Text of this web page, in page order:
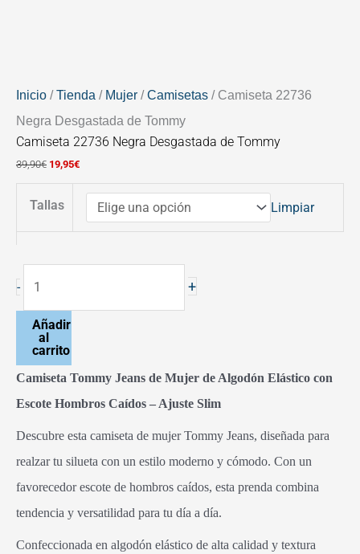
Inicio /Tienda / Mujer /Camisetas / Camiseta 22736
Negra Desgastada de Tommy
Camiseta 22736 Negra Desgastada de Tommy
39,90€ 19,95€
Tallas Limpiar
- +
Añadir
al
carrito
Camiseta Tommy Jeans de Mujer de Algodón Elástico con
Escote Hombros Caídos – Ajuste Slim
Descubre esta camiseta de mujerTommy Jeans, diseñada para
realzar tu silueta con un estilo moderno y cómodo. Con un
favorecedor escote de hombros caídos, esta prenda combina
tendencia y versatilidad para tu día a día.
Confeccionada en algodón elástico de alta calidad y textura